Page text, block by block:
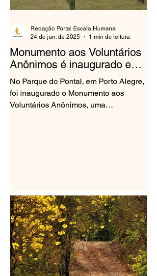
Monumento aos Voluntários
Anônimos é inaugurado em
Porto Alegre
No Parque do Pontal, em Porto Alegre,
foi inaugurado o Monumento aos
Voluntários Anônimos, uma
Redação Portal Escala Humana
24 de jun. de 2025
1 min de leitura